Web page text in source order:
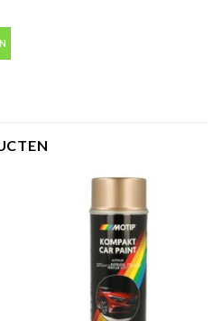
in spuitbus 500ml aantal